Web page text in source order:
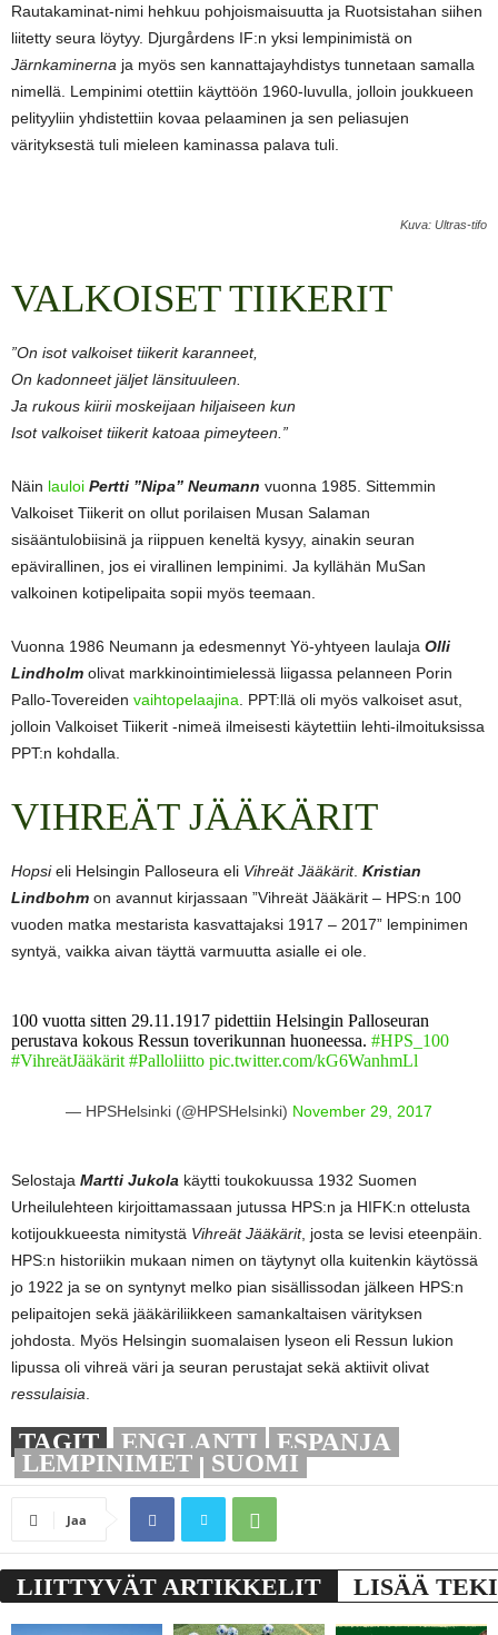
Rautakaminat-nimi hehkuu pohjoismaisuutta ja Ruotsistahan siihen
liitetty seura löytyy. Djurgårdens IF:n yksi lempinimistä on
Järnkaminerna ja myös sen kannattajayhdistys tunnetaan samalla
nimellä. Lempinimi otettiin käyttöön 1960-luvulla, jolloin joukkueen
pelityyliin yhdistettiin kovaa pelaaminen ja sen peliasujen
värityksestä tuli mieleen kaminassa palava tuli.
Kuva: Ultras-tifo
VALKOISET TIIKERIT
”On isot valkoiset tiikerit karanneet,
On kadonneet jäljet länsituuleen.
Ja rukous kiirii moskeijaan hiljaiseen kun
Isot valkoiset tiikerit katoaa pimeyteen.”
Näin lauloi Pertti ”Nipa” Neumann vuonna 1985. Sittemmin
Valkoiset Tiikerit on ollut porilaisen Musan Salaman
sisääntulobiisinä ja riippuen keneltä kysyy, ainakin seuran
epävirallinen, jos ei virallinen lempinimi. Ja kyllähän MuSan
valkoinen kotipelipaita sopii myös teemaan.
Vuonna 1986 Neumann ja edesmennyt Yö-yhtyeen laulaja Olli
Lindholm olivat markkinointimielessä liigassa pelanneen Porin
Pallo-Tovereiden vaihtopelaajina . PPT:llä oli myös valkoiset asut,
jolloin Valkoiset Tiikerit -nimeä ilmeisesti käytettiin lehti-ilmoituksissa
PPT:n kohdalla.
VIHREÄT JÄÄKÄRIT
Hopsieli Helsingin Palloseura eli Vihreät Jääkärit. Kristian
Lindbohm on avannut kirjassaan ”Vihreät Jääkärit – HPS:n 100
vuoden matka mestarista kasvattajaksi 1917 – 2017” lempinimen
syntyä, vaikka aivan täyttä varmuutta asialle ei ole.
100 vuotta sitten 29.11.1917 pidettiin Helsingin Palloseuran
perustava kokous Ressun toverikunnan huoneessa. #HPS_100
#VihreätJääkärit #Palloliitto pic.twitter.com/kG6WanhmLl
— HPSHelsinki (@HPSHelsinki) November 29, 2017
Selostaja Martti Jukola käytti toukokuussa 1932 Suomen
Urheilulehteen kirjoittamassaan jutussa HPS:n ja HIFK:n ottelusta
kotijoukkueesta nimitystä Vihreät Jääkärit, josta se levisi eteenpäin.
HPS:n historiikin mukaan nimen on täytynyt olla kuitenkin käytössä
jo 1922 ja se on syntynyt melko pian sisällissodan jälkeen HPS:n
pelipaitojen sekä jääkäriliikkeen samankaltaisen värityksen
johdosta. Myös Helsingin suomalaisen lyseon eli Ressun lukion
lipussa oli vihreä väri ja seuran perustajat sekä aktiivit olivat
ressulaisia
TAGIT ENGLANTI ESPANJA
LEMPINIMET SUOMI
Jaa
LIITTYVÄT ARTIKKELIT LISÄÄ